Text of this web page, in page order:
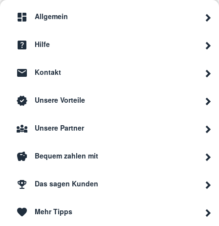
Allgemein
Hilfe
Kontakt
Unsere Vorteile
Unsere Partner
Bequem zahlen mit
Das sagen Kunden
Mehr Tipps